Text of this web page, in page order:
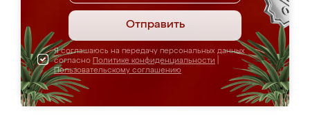
Отправить
Я соглашаюсь на передачу персональных данных
согласно Политике конфиденциальности
Пользовательскому соглашению